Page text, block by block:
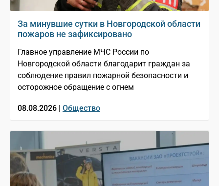
За минувшие сутки в Новгородской области
пожаров не зафиксировано
Главное управление МЧС России по
Новгородской области благодарит граждан за
соблюдение правил пожарной безопасности и
осторожное обращение с огнем
08.08.2026 | Общество